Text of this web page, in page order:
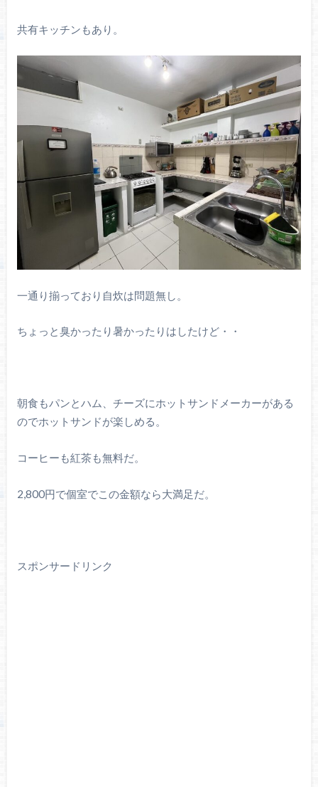
共有キッチンもあり。
一通り揃っており自炊は問題無し。
ちょっと臭かったり暑かったりはしたけど・・
朝食もパンとハム、チーズにホットサンドメーカーがある
のでホットサンドが楽しめる。
コーヒーも紅茶も無料だ。
2,800円で個室でこの金額なら大満足だ。
スポンサードリンク